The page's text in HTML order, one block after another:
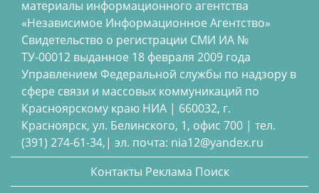
материалы информационного агентства
«Независимое Информационное Агентство»
Свидетельство о регистрации СМИ ИА №
ТУ-00012 выданное 18 февраля 2009 года
Управлением Федеральной службы по надзору в
сфере связи и массовых коммуникаций по
Красноярскому краю НИА | 660032, г.
Красноярск, ул. Белинского, 1, офис 700 | тел.
(391) 274-61-34,| эл. почта: nia12@yandex.ru
Контакты Реклама Поиск